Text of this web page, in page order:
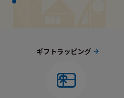
ギフトラッピング